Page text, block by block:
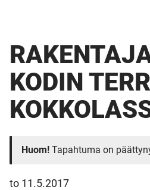
KODIN
Huom! Tapahtuma on
to 11.5.2017